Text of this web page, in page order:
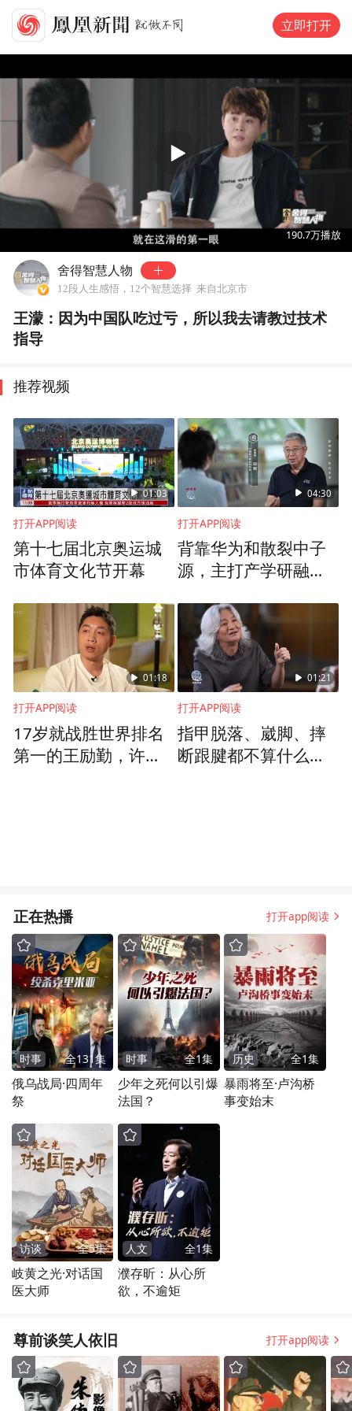
立即打开
02:44
190.7万播放
舍得智慧人物
12段人生感悟，12个智慧选择 来自北京市
王濛：因为中国队吃过亏，所以我去请教过技术
指导
推荐视频
01:03
打开APP阅读
第十七届北京奥运城
市体育文化节开幕
04:30
打开APP阅读
背靠华为和散裂中子
源，主打产学研融
到1的创新？
01:18
打开APP阅读
17岁就战胜世界排名
第一的王励勤，许昕
01:21
打开APP阅读
指甲脱落、崴脚、摔
断跟腱都不算什么？
正在热播 打开app阅读
时事 全131集
俄乌战局·四周年
祭
时事 全1集
少年之死何以引爆
法国？
历史 全1集
暴雨将至·卢沟桥
事变始末
访谈 全5集
岐黄之光·对话国
医大师
人文 全1集
濮存昕：从心所
欲，不逾矩
尊前谈笑人依旧 打开app阅读